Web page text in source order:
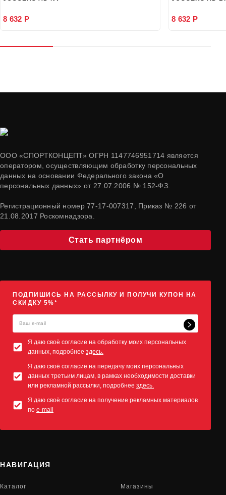
8 632 Р 8 632 Р
ООО «СПОРТКОНЦЕПТ» ОГРН 1147746951714 является
оператором, осуществляющим обработку персональных
данных на основании Федерального закона «О
персональных данных» от 27.07.2006 № 152-ФЗ.
Регистрационный номер 77-17-007317, Приказ № 226 от
21.08.2017 Роскомнадзора.
Стать партнёром
ПОДПИШИСЬ НА РАССЫЛКУ И ПОЛУЧИ КУПОН НА
СКИДКУ 5%*
Я даю своё согласие на обработку моих персональных
данных, подробнее здесь.
Я даю своё согласие на передачу моих персональных
данных третьим лицам, в рамках необходимости доставки
или рекламной рассылки, подробнее здесь.
Я даю своё согласие на получение рекламных материалов
по e-mail
НАВИГАЦИЯ
Каталог Магазины